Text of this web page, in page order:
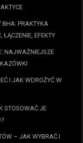
PRAKTYKA
ŁĄCZENIE, EFEKTY
NAJWAŻNIEJSZE
I JAK WDROŻYĆ W
STOSOWAĆ JE
– JAK WYBRAĆ I